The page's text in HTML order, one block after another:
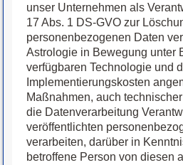
unser Unternehmen als
17 Abs. 1 DS-GVO zur
personenbezogenen Daten
Astrologie in Bewegung unter
verfügbaren Technologie und
Implementierungskosten
Maßnahmen, auch
die Datenverarbeitung
veröffentlichten
verarbeiten, darüber in
betroffene Person von diesen